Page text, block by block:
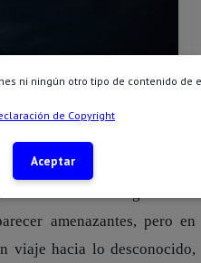
inexplorado, en lo más
mar interior, en donde
recuerdan a los legendarios
amenazantes, pero en
viaje hacia lo desconocido,
ni ningún otro tipo de contenido de
de Copyright
Aceptar